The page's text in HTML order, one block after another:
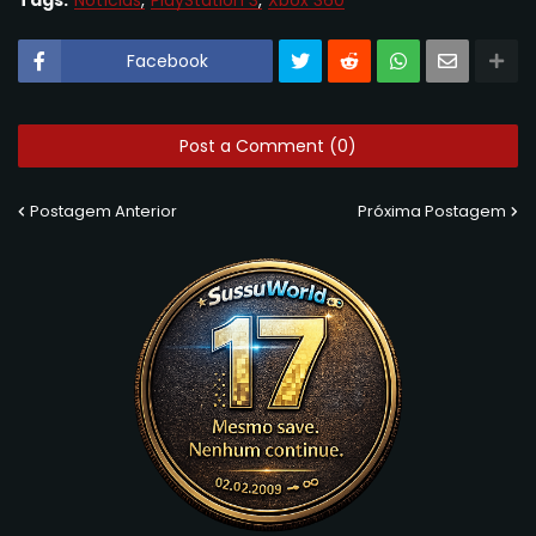
Facebook
Post a Comment (0)
Postagem Anterior Próxima Postagem